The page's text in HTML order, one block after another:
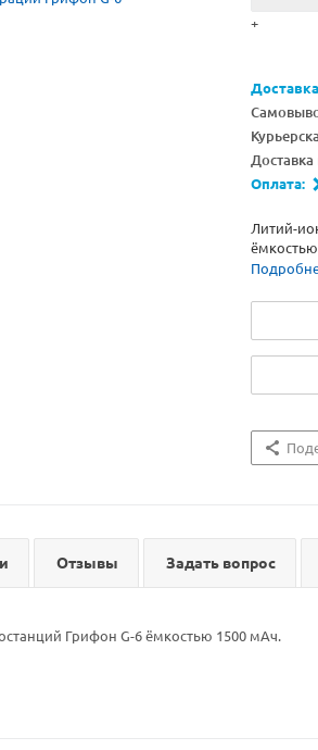
+
Оплата:
Литий-
Отзывы Задать вопрос
Грифон G-6 ёмкостью 1500 мАч.